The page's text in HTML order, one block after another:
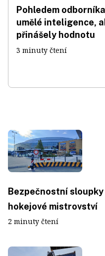
Pohledem
umělé inteligence,
přinášely hodnotu
3 minuty čtení
Bezpečnostní
hokejové mistrovství
2 minuty čtení